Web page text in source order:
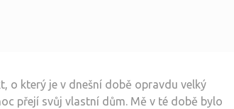
o který je v dnešní době opravdu velký
přejí svůj vlastní dům. Mě v té době bylo